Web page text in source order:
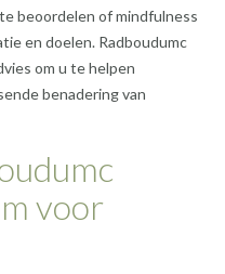
beoordelen of mindfulness
en doelen. Radboudumc
om u te helpen
benadering van
voor